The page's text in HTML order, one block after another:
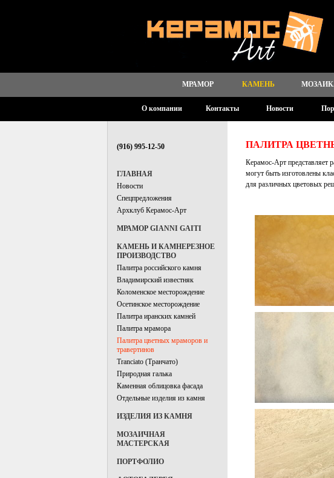
МРАМОР КАМЕНЬ
О компании Контакты Новости
(916) 995-12-50
ГЛАВНАЯ
Новости
Спецпредложения
Архклуб Керамос-Арт
МРАМОР GIANNI GAITI
КАМЕНЬ И КАМНЕРЕЗНОЕ
ПРОИЗВОДСТВО
Палитра российского камня
Владимирский известняк
Коломенское месторождение
Осетинское месторождение
Палитра иранских камней
Палитра мрамора
Палитра цветных мраморов и
травертинов
Tranciato (Транчато)
Природная галька
Каменная облицовка фасада
Отдельные изделия из камня
ИЗДЕЛИЯ ИЗ КАМНЯ
МОЗАИЧНАЯ
МАСТЕРСКАЯ
ПОРТФОЛИО
ПАЛИТРА
Керамос-Арт представляет
могут быть изготовлены
для различных цветовых